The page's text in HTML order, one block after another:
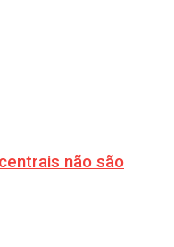
não são